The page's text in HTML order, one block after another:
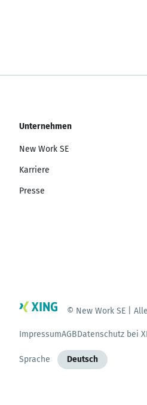
Unternehmen
New Work SE
Karriere
Presse
© New Work SE |
ImpressumAGBDatenschutz bei
Sprache Deutsch